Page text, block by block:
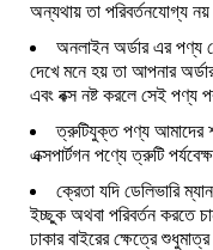
অন্যথায় তা পরিবর্তনযোগ্য
অনলাইন অর্ডার এর পণ্য
দেখে মনে হয় তা আপনার
এবং বক্স নষ্ট করলে সেই পণ্য
ত্রুটিযুক্ত পণ্য আমাদের
এক্সপার্টগন পণ্যে ত্রুটি
ক্রেতা যদি ডেলিভারি
ইচ্ছুক অথবা পরিবর্তন করতে
ঢাকার বাইরের ক্ষেত্রে